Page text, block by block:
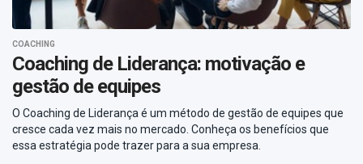
COACHING
Coaching de Liderança: motivação e
gestão de equipes
O Coaching de Liderança é um método de gestão de equipes que
cresce cada vez mais no mercado. Conheça os benefícios que
essa estratégia pode trazer para a sua empresa.